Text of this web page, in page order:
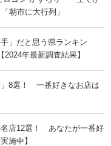
朝市に大行列」
」だと思う県ランキン
年最新調査結果】
」8選！ 一番好きなお店は
店12選！ あなたが一番好
施中】